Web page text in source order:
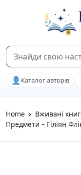
👤 Каталог авторів
Home Вживані
Предмети – Ґіліян